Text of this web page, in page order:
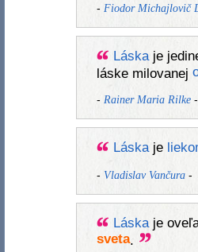
- Fiodor Michajlovič
Láskaje
láske milovanej
- Rainer Maria Rilke-
Láskaje
- Vladislav Vančura-
Láskaje
sveta.